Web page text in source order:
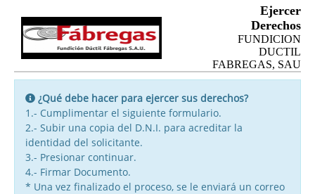
Ejercer
Derechos
FUNDICION
DUCTIL
FABREGAS, SAU
¿Qué debe hacer para ejercer sus derechos?
1.- Cumplimentar el siguiente formulario.
2.- Subir una copia del D.N.I. para acreditar la
identidad del solicitante.
3.- Presionar continuar.
4.- Firmar Documento.
* Una vez finalizado el proceso, se le enviará un correo